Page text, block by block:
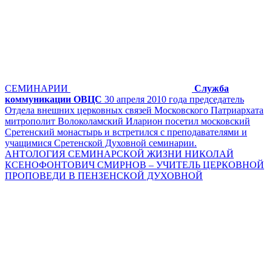
СЕМИНАРИИ
Служба
коммуникации ОВЦС 30 апреля 2010 года председатель
Отдела внешних церковных связей Московского Патриархата
митрополит Волоколамский Иларион посетил московский
Сретенский монастырь и встретился с преподавателями и
учащимися Сретенской Духовной семинарии.
АНТОЛОГИЯ СЕМИНАРСКОЙ ЖИЗНИ НИКОЛАЙ
КСЕНОФОНТОВИЧ СМИРНОВ – УЧИТЕЛЬ ЦЕРКОВНОЙ
ПРОПОВЕДИ В ПЕНЗЕНСКОЙ ДУХОВНОЙ